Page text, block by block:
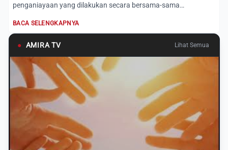
penganiayaan yang dilakukan secara bersama-sama
BACA SELENGKAPNYA
● AMIRA TV Lihat Semua